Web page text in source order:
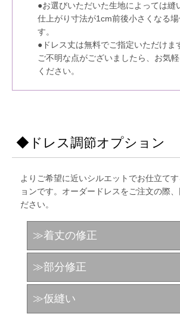
●お選びいただいた生地によっては縫
仕上がり寸法が1cm前後小さくなる場
す。
●ドレス丈は無料でご指定いただけま
ご不明な点がございましたら、お気
ください。
◆ドレス調節オプション
よりご希望に近いシルエットでお仕立て
ョンです。オーダードレスをご注文の際、
ださい。
≫着丈の修正
≫部分修正
≫仮縫い